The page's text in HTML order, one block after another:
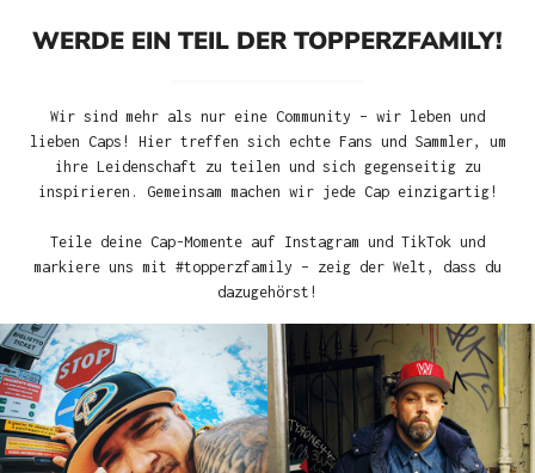
WERDE EIN TEIL DER TOPPERZFAMILY!
Wir sind mehr als nur eine Community – wir leben und
lieben Caps! Hier treffen sich echte Fans und Sammler, um
ihre Leidenschaft zu teilen und sich gegenseitig zu
inspirieren. Gemeinsam machen wir jede Cap einzigartig!
Teile deine Cap-Momente auf Instagram und TikTok und
markiere uns mit #topperzfamily – zeig der Welt, dass du
dazugehörst!